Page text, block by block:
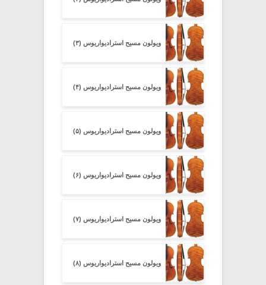
ویولون مسیح استرادیواریوس (۳)
ویولون مسیح استرادیواریوس (۴)
ویولون مسیح استرادیواریوس (۵)
ویولون مسیح استرادیواریوس (۶)
ویولون مسیح استرادیواریوس (۷)
ویولون مسیح استرادیواریوس (۸)